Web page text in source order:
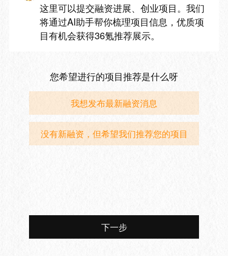
这里可以提交融资进展、创业项目。我们
将通过AI助手帮你梳理项目信息，优质项
目有机会获得36氪推荐展示。
您希望进行的项目推荐是什么呀
我想发布最新融资消息
没有新融资，但希望我们推荐您的项目
下一步